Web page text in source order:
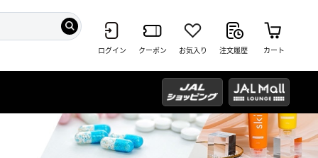
ログイン クーポン お気入り 注文履歴 カート